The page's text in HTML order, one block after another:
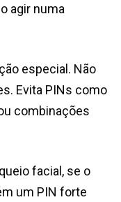
agir numa
especial. Não
Evita PINs como
combinações
facial, se o
um PIN forte